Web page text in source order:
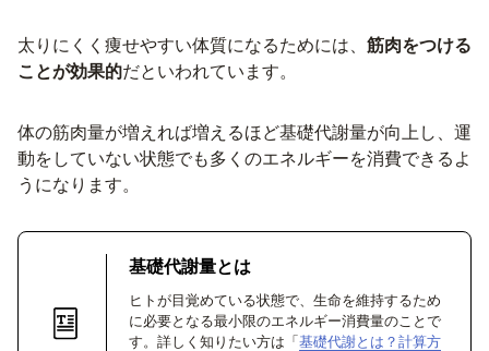
太りにくく痩せやすい体質になるためには、 筋肉をつける
ことが効果的だといわれています。
体の筋肉量が増えれば増えるほど基礎代謝量が向上し、運
動をしていない状態でも多くのエネルギーを消費できるよ
うになります。
基礎代謝量とは
ヒトが目覚めている状態で、生命を維持するため
に必要となる最小限のエネルギー消費量のことで
す。詳しく知りたい方は「 基礎代謝とは？計算方